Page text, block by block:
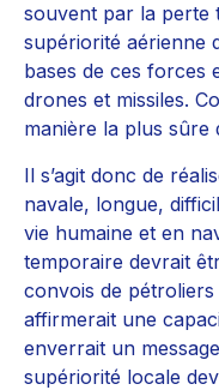
souvent par la perte
supériorité aérienne
bases de ces forces
drones et missiles.
manière la plus sûre
Il s’agit donc de
navale, longue,
vie humaine et en
temporaire devrait
convois de
affirmerait une
enverrait un
supériorité locale